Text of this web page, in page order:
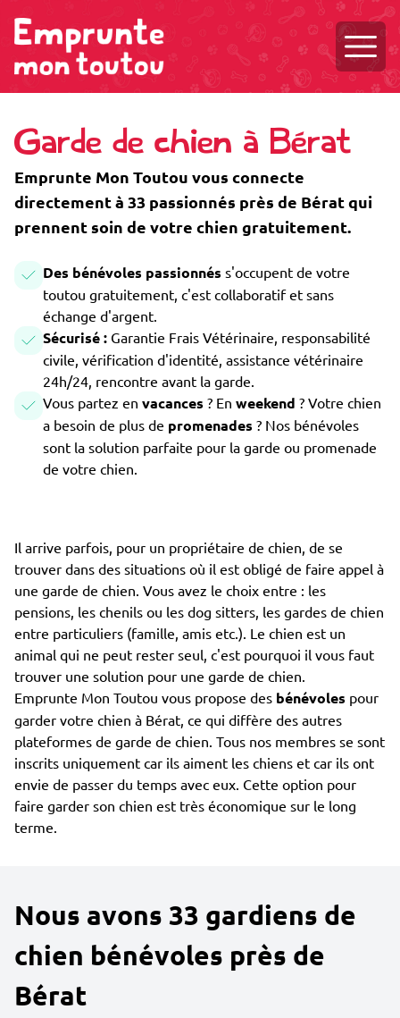
Garde de chien à Bérat
Emprunte Mon Toutou vous connecte
directement à 33 passionnés près de Bérat qui
prennent soin de votre chien gratuitement.
Des bénévoles passionnés s'occupent de votre
toutou gratuitement, c'est collaboratif et sans
échange d'argent.
Sécurisé : Garantie Frais Vétérinaire, responsabilité
civile, vérification d'identité, assistance vétérinaire
24h/24, rencontre avant la garde.
Vous partez en vacances ? En weekend ? Votre chien
a besoin de plus de promenades ? Nos bénévoles
sont la solution parfaite pour la garde ou promenade
de votre chien.
Il arrive parfois, pour un propriétaire de chien, de se
trouver dans des situations où il est obligé de faire appel à
une garde de chien. Vous avez le choix entre : les
pensions, les chenils ou les dog sitters, les gardes de chien
entre particuliers (famille, amis etc.). Le chien est un
animal qui ne peut rester seul, c'est pourquoi il vous faut
trouver une solution pour une garde de chien.
Emprunte Mon Toutou vous propose des bénévoles pour
garder votre chien à Bérat, ce qui diffère des autres
plateformes de garde de chien. Tous nos membres se sont
inscrits uniquement car ils aiment les chiens et car ils ont
envie de passer du temps avec eux. Cette option pour
faire garder son chien est très économique sur le long
terme.
Nous avons 33 gardiens de
chien bénévoles près de
Bérat